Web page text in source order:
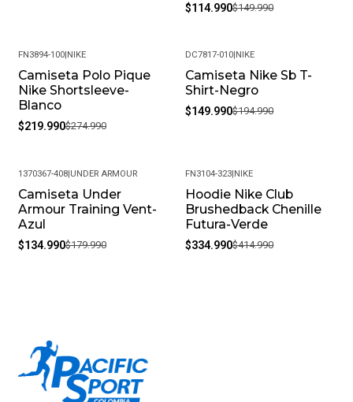
$114.990$149.990
-20%
FN3894-100| NIKE
Camiseta Polo Pique
Nike Shortsleeve-
Blanco
$219.990$274.990
-23%
DC7817-010 NIKE
Camiseta Nike Sb T-
Shirt-Negro
$149.990$194.990
-25%
1370367-408| UNDER ARMOUR
Camiseta Under
Armour Training Vent-
Azul
$134.990$179.990
-19%
FN3104-323 NIKE
Hoodie Nike Club
Brushedback Chenille
Futura-Verde
$334.990$414.990